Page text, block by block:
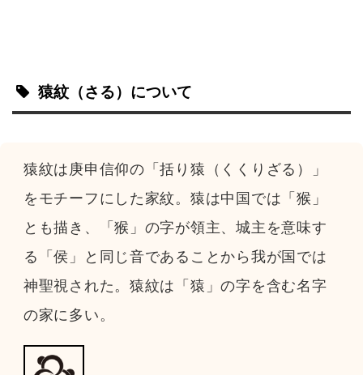
猿紋（さる） について
猿紋は庚申信仰の「括り猿（くくりざる）」
をモチーフにした家紋。猿は中国では「猴」
とも描き、「猴」の字が領主、城主を意味す
る「侯」と同じ音であることから我が国では
神聖視された。猿紋は「猿」の字を含む名字
の家に多い。